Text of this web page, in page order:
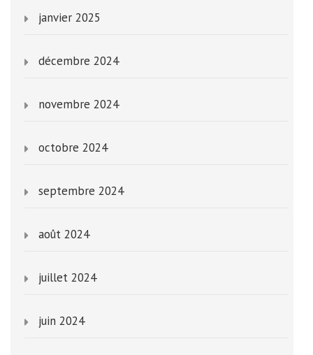
janvier 2025
décembre 2024
novembre 2024
octobre 2024
septembre 2024
août 2024
juillet 2024
juin 2024